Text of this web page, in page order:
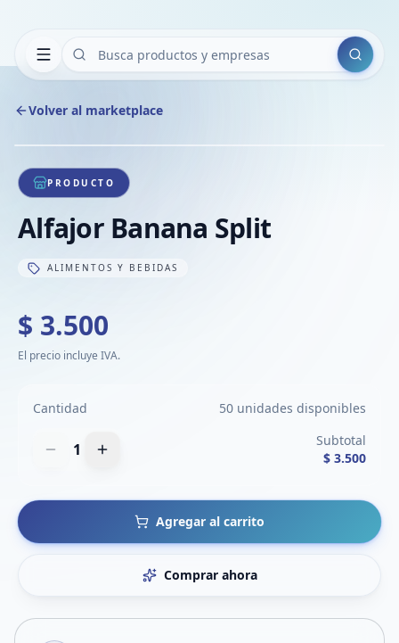
Buscar
Volver al marketplace
1/1
PRODUCTO
Alfajor Banana Split
ALIMENTOS Y BEBIDAS
$ 3.500
El precio incluye IVA.
Cantidad 50 unidades disponibles
1
Subtotal
$ 3.500
Agregar al carrito
Comprar ahora